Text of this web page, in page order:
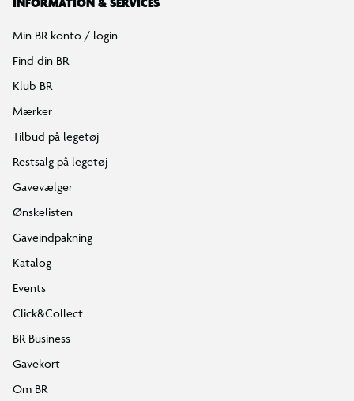
INFORMATION & SERVICES
Min BR konto / login
Find din BR
Klub BR
Mærker
Tilbud på legetøj
Restsalg på legetøj
Gavevælger
Ønskelisten
Gaveindpakning
Katalog
Events
Click&Collect
BR Business
Gavekort
Om BR